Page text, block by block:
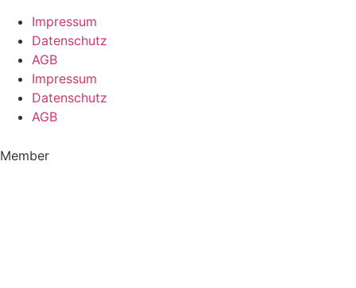
Impressum
Datenschutz
AGB
Impressum
Datenschutz
AGB
Member